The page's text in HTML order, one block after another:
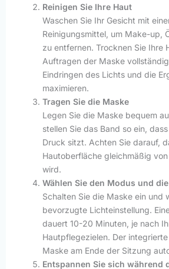
Reinigen Sie Ihre Haut
Waschen Sie Ihr Gesicht mit
Reinigungsmittel, um Make-up,
zu entfernen. Trocknen Sie Ihre
Auftragen der Maske
Eindringen des Lichts und die
maximieren.
Tragen Sie die Maske
Legen Sie die Maske bequem
stellen Sie das Band so ein,
Druck sitzt. Achten Sie darauf,
Hautoberfläche gleichmäßig
wird.
Wählen Sie den Modus und
Schalten Sie die Maske ein und
bevorzugte Lichteinstellung.
dauert 10-20 Minuten, je nach
Hautpflegezielen. Der
Maske am Ende der Sitzung
Entspannen Sie sich während